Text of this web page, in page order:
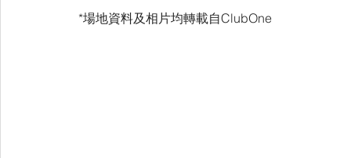
*場地資料及相片均轉載自ClubOne